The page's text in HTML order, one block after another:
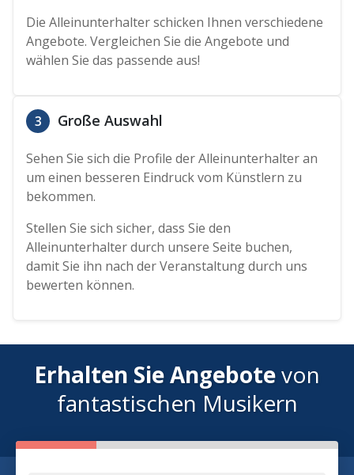
Die Alleinunterhalter schicken Ihnen verschiedene
Angebote. Vergleichen Sie die Angebote und
wählen Sie das passende aus!
3 Große Auswahl
Sehen Sie sich die Profile der Alleinunterhalter an
um einen besseren Eindruck vom Künstlern zu
bekommen.
Stellen Sie sich sicher, dass Sie den
Alleinunterhalter durch unsere Seite buchen,
damit Sie ihn nach der Veranstaltung durch uns
bewerten können.
Erhalten Sie Angebotevon
fantastischen Musikern